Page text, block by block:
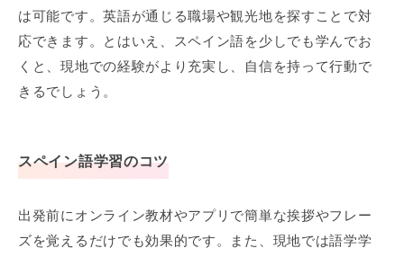
は可能です。英語が通じる職場や観光地を探すことで対
応できます。とはいえ、スペイン語を少しでも学んでお
くと、現地での経験がより充実し、自信を持って行動で
きるでしょう。
スペイン語学習のコツ
出発前にオンライン教材やアプリで簡単な挨拶やフレー
ズを覚えるだけでも効果的です。また、現地では語学学